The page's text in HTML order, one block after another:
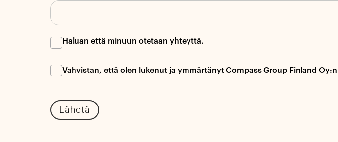
Haluan että minuun otetaan yhteyttä.
Vahvistan, että olen lukenut ja ymmärtänyt Compass Group Finland
Lähetä